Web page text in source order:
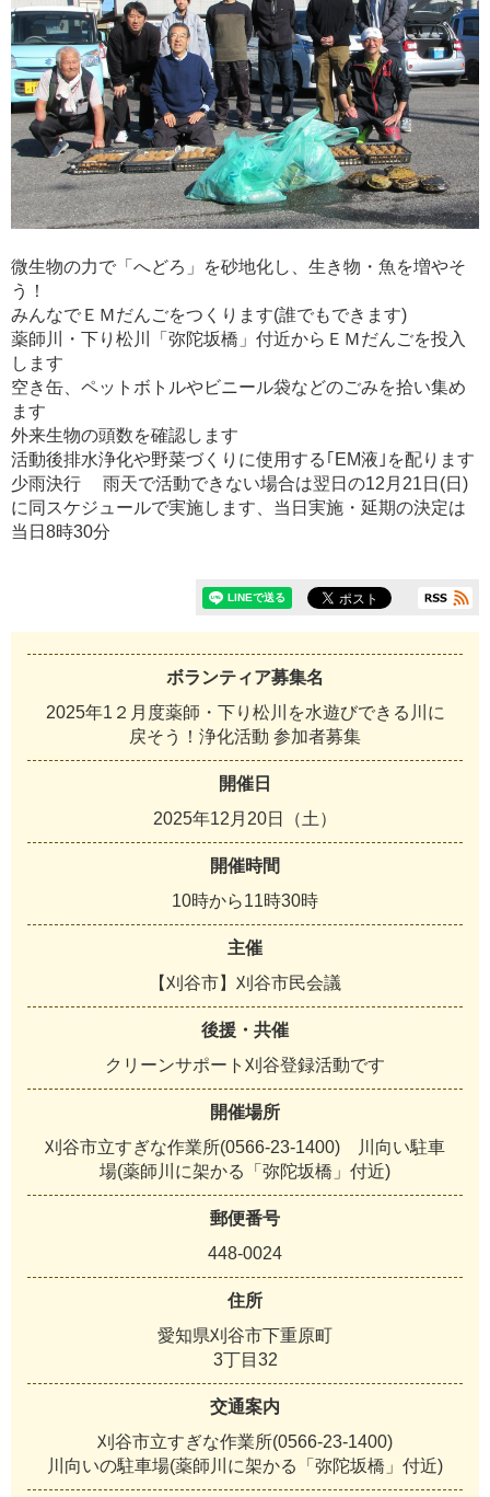
微生物の力で「へどろ」を砂地化し、生き物・魚を増やそ
う！
みんなでＥＭだんごをつくります(誰でもできます)
薬師川・下り松川「弥陀坂橋」付近からＥＭだんごを投入
します
空き缶、ペットボトルやビニール袋などのごみを拾い集め
ます
外来生物の頭数を確認します
活動後排水浄化や野菜づくりに使用する｢EM液｣を配ります
少雨決行 雨天で活動できない場合は翌日の12月21日(日)
に同スケジュールで実施します、当日実施・延期の決定は
当日8時30分
ボランティア募集名
2025年1２月度薬師・下り松川を水遊びできる川に
戻そう！浄化活動 参加者募集
開催日
2025年12月20日（土）
開催時間
10時から11時30時
主催
【刈谷市】刈谷市民会議
後援・共催
クリーンサポート刈谷登録活動です
開催場所
刈谷市立すぎな作業所(0566-23-1400) 川向い駐車
場(薬師川に架かる「弥陀坂橋」付近)
郵便番号
448-0024
住所
愛知県刈谷市下重原町
3丁目32
交通案内
刈谷市立すぎな作業所(0566-23-1400)
川向いの駐車場(薬師川に架かる「弥陀坂橋」付近)